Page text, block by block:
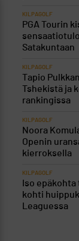
KILPAGOLF
PGA Tourin
Satakuntaan
KILPAGOLF
Tapio
Tshekistä ja
rankingissa
KILPAGOLF
Noora
Openin
kierroksella
KILPAGOLF
Iso
kohti
Leaguessa